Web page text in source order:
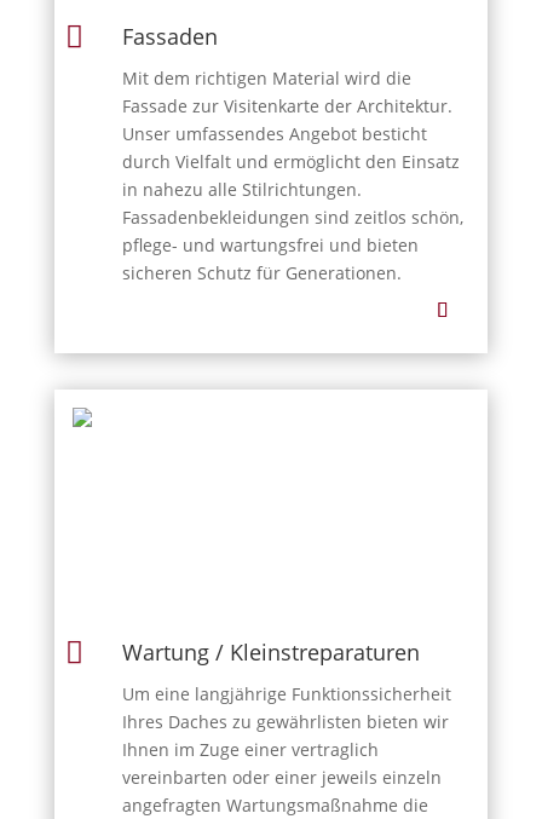
 Fassaden
Mit dem richtigen Material wird die
Fassade zur Visitenkarte der Architektur.
Unser umfassendes Angebot besticht
durch Vielfalt und ermöglicht den Einsatz
in nahezu alle Stilrichtungen.
Fassadenbekleidungen sind zeitlos schön,
pflege- und wartungsfrei und bieten
sicheren Schutz für Generationen.
 Wartung / Kleinstreparaturen
Um eine langjährige Funktionssicherheit
Ihres Daches zu gewährlisten bieten wir
Ihnen im Zuge einer vertraglich
vereinbarten oder einer jeweils einzeln
angefragten Wartungsmaßnahme die